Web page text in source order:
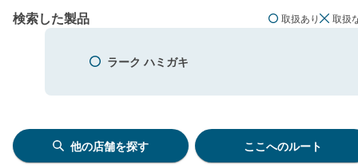
検索した製品 取扱あり 取扱
ラーク ハミガキ
他の店舗を探す ここへのルート